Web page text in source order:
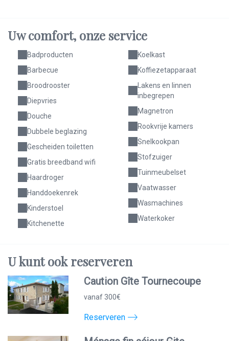
Uw comfort, onze service
Badproducten
Barbecue
Broodrooster
Diepvries
Douche
Dubbele beglazing
Gescheiden toiletten
Gratis breedband wifi
Haardroger
Handdoekenrek
Kinderstoel
Kitchenette
Koelkast
Koffiezetapparaat
Lakens en linnen
inbegrepen
Magnetron
Rookvrije kamers
Snelkookpan
Stofzuiger
Tuinmeubelset
Vaatwasser
Wasmachines
Waterkoker
U kuntookreserveren
Caution Gîte Tournecoupe
vanaf 300€
Reserveren